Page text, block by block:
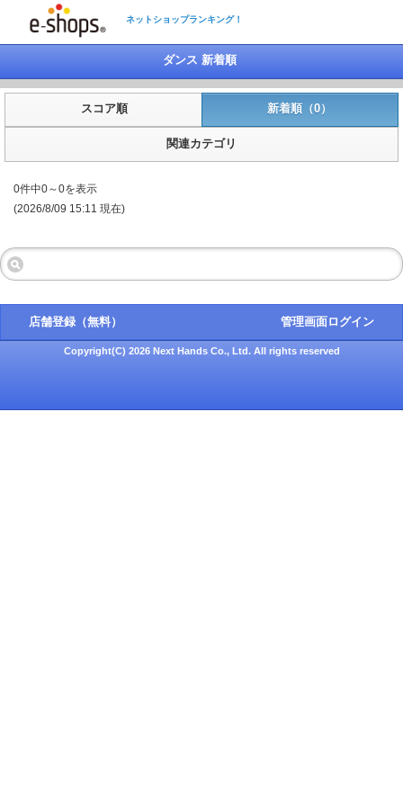
ネットショップランキング！
ダンス 新着順
スコア順 新着順（0）
関連カテゴリ
0件中0～0を表示
(2026/8/09 15:11 現在)
店舗登録（無料） 管理画面ログイン
Copyright(C) 2026 Next Hands Co., Ltd. All rights reserved